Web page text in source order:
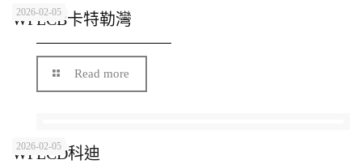
2026-02-05
WPLCB卡特勒灣
Read more
2026-02-05
WPLCD科迪